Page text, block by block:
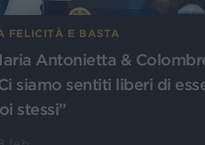
FELICITÀ E BASTA
Antonietta &
siamo sentiti liberi di
stessi”